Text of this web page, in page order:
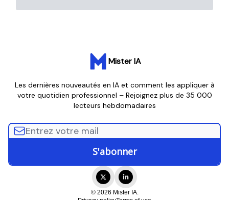
Mister IA
Les dernières nouveautés en IA et comment les appliquer à
votre quotidien professionnel – Rejoignez plus de 35 000
lecteurs hebdomadaires
© 2026 Mister IA.